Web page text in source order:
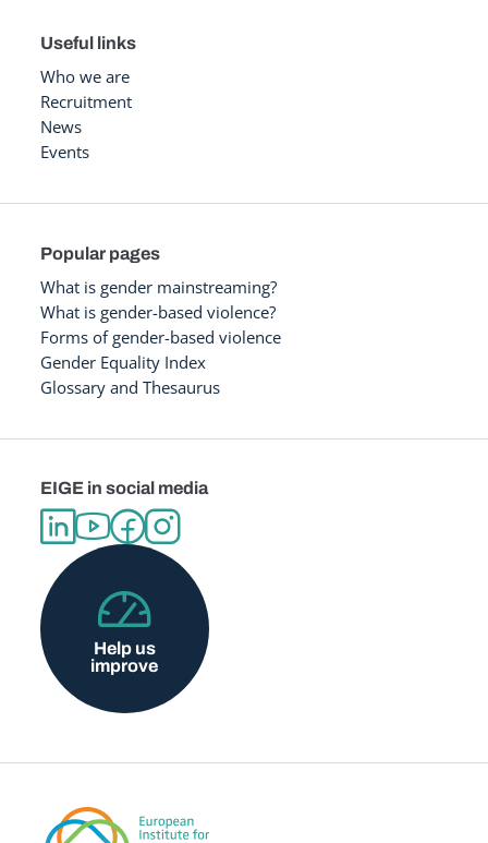
Useful links
Who we are
Recruitment
News
Events
Popular pages
What is gender mainstreaming?
What is gender-based violence?
Forms of gender-based violence
Gender Equality Index
Glossary and Thesaurus
EIGE in social media
Help us
improve